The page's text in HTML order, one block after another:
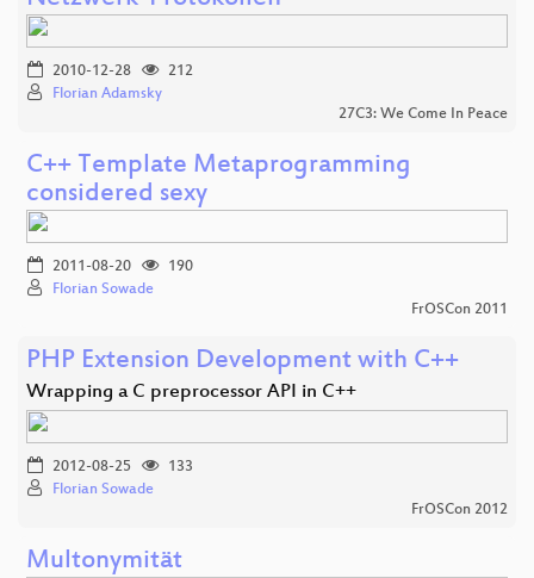
2010-12-28
212
Florian Adamsky
27C3: We Come In Peace
C++ Template Metaprogramming
considered sexy
2011-08-20
190
Florian Sowade
FrOSCon 2011
PHP Extension Development with C++
Wrapping a C preprocessor API in C++
2012-08-25
133
Florian Sowade
FrOSCon 2012
Multonymität